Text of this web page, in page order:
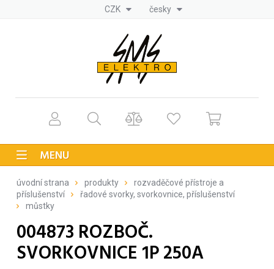
CZK česky
MENU
úvodní strana produkty
rozvaděčové přístroje a
příslušenství
řadové svorky, svorkovnice, příslušenství
můstky
004873 ROZBOČ.
SVORKOVNICE 1P 250A